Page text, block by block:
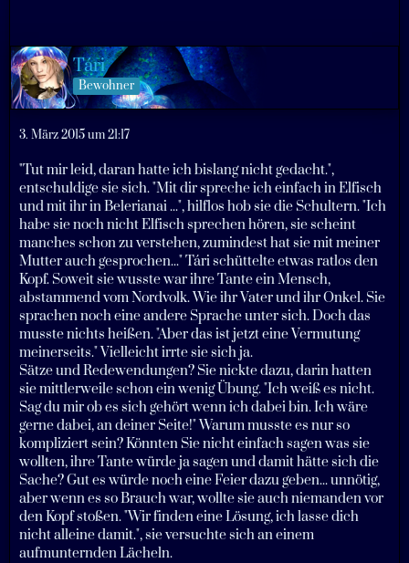
Tári
Bewohner
3. März 2015 um 21:17
"Tut mir leid, daran hatte ich bislang nicht gedacht.",
entschuldige sie sich. "Mit dir spreche ich einfach in Elfisch
und mit ihr in Belerianai ...", hilflos hob sie die Schultern. "Ich
habe sie noch nicht Elfisch sprechen hören, sie scheint
manches schon zu verstehen, zumindest hat sie mit meiner
Mutter auch gesprochen..." Tári schüttelte etwas ratlos den
Kopf. Soweit sie wusste war ihre Tante ein Mensch,
abstammend vom Nordvolk. Wie ihr Vater und ihr Onkel. Sie
sprachen noch eine andere Sprache unter sich. Doch das
musste nichts heißen. "Aber das ist jetzt eine Vermutung
meinerseits." Vielleicht irrte sie sich ja.
Sätze und Redewendungen? Sie nickte dazu, darin hatten
sie mittlerweile schon ein wenig Übung. "Ich weiß es nicht.
Sag du mir ob es sich gehört wenn ich dabei bin. Ich wäre
gerne dabei, an deiner Seite!" Warum musste es nur so
kompliziert sein? Könnten Sie nicht einfach sagen was sie
wollten, ihre Tante würde ja sagen und damit hätte sich die
Sache? Gut es würde noch eine Feier dazu geben... unnötig,
aber wenn es so Brauch war, wollte sie auch niemanden vor
den Kopf stoßen. "Wir finden eine Lösung, ich lasse dich
nicht alleine damit.", sie versuchte sich an einem
aufmunternden Lächeln.